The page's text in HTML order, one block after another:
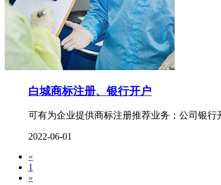
白城商标注册、银行开户
可有为企业提供商标注册推荐业务；公司银行
2022-06-01
«
1
»